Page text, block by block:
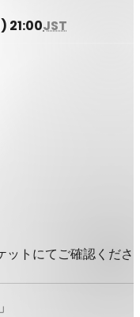
21:00JST
トにてご確認くださ